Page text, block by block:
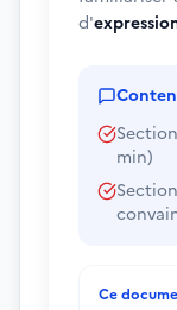
d'
min)
Ce